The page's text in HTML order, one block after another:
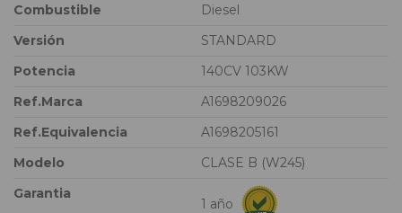
Combustible
Diesel
Versión
STANDARD
Potencia
140CV 103KW
Ref.Marca
A1698209026
Ref.Equivalencia
A1698205161
Modelo
CLASE B (W245)
Garantia
1 año